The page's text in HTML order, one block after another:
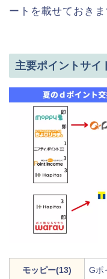
ートを載せておきま
主要ポイントサイ
モッピー(13) Gポ